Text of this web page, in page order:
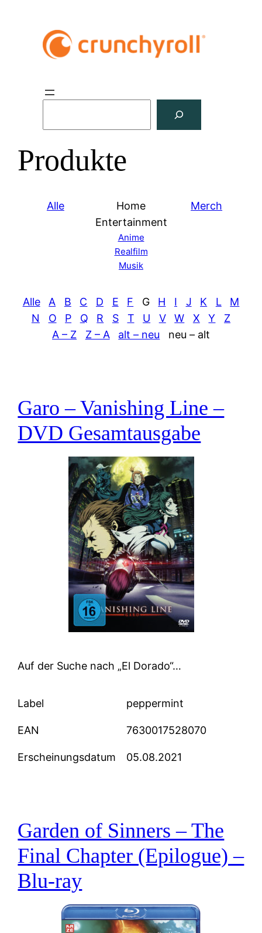
h
e
Produkte
Alle
Home
Entertainment
Anime
Realfilm
Musik
Merch
Alle A B C D E F G H I J K L
M
N
O P Q R S T U V W X Y
Z
A – Z
Z – A alt – neu neu – alt
Garo – Vanishing Line –
DVD Gesamtausgabe
Auf der Suche nach „El Dorado“…
Label peppermint
EAN 7630017528070
Erscheinungsdatum 05.08.2021
Garden of Sinners – The
Final Chapter (Epilogue) –
Blu-ray